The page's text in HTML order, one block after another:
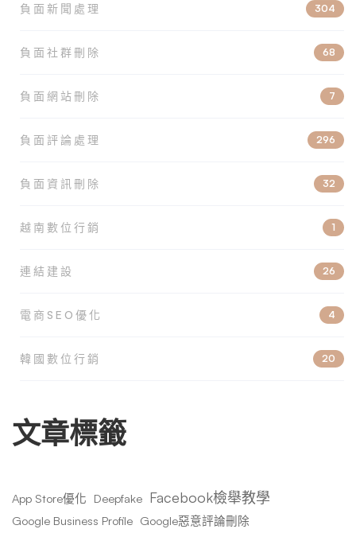
負面新聞處理 304
負面社群刪除 68
負面網站刪除 7
負面評論處理 296
負面資訊刪除 32
越南數位行銷 1
連結建設 26
電商SEO優化 4
韓國數位行銷 20
文章標籤
App Store優化 Deepfake Facebook檢舉教學
Google Business Profile Google惡意評論刪除